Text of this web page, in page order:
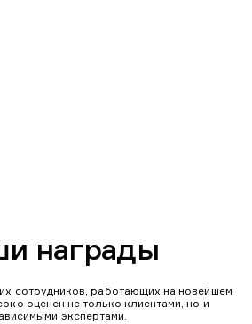
награды
сотрудников, работающих на новейшем
оценен не только клиентами, но и
экспертами.